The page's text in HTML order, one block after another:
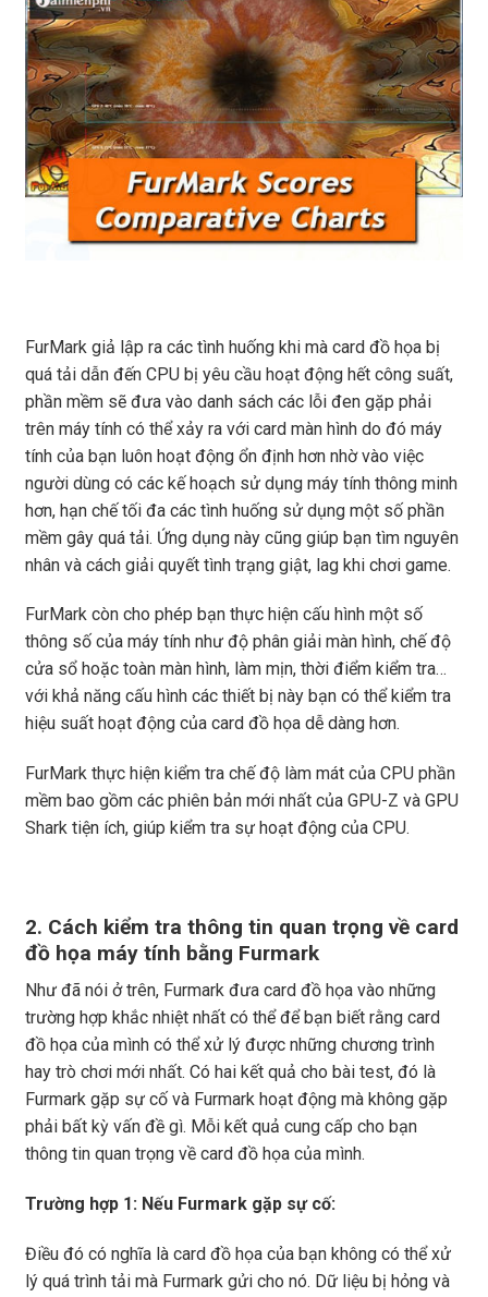
FurMark giả lập ra các tình huống khi mà card đồ họa bị
quá tải dẫn đến CPU bị yêu cầu hoạt động hết công suất,
phần mềm sẽ đưa vào danh sách các lỗi đen gặp phải
trên máy tính có thể xảy ra với card màn hình do đó máy
tính của bạn luôn hoạt động ổn định hơn nhờ vào việc
người dùng có các kế hoạch sử dụng máy tính thông minh
hơn, hạn chế tối đa các tình huống sử dụng một số phần
mềm gây quá tải. Ứng dụng này cũng giúp bạn tìm nguyên
nhân và cách giải quyết tình trạng giật, lag khi chơi game.
FurMark còn cho phép bạn thực hiện cấu hình một số
thông số của máy tính như độ phân giải màn hình, chế độ
cửa sổ hoặc toàn màn hình, làm mịn, thời điểm kiểm tra…
với khả năng cấu hình các thiết bị này bạn có thể kiểm tra
hiệu suất hoạt động của card đồ họa dễ dàng hơn.
FurMark thực hiện kiểm tra chế độ làm mát của CPU phần
mềm bao gồm các phiên bản mới nhất của GPU-Z và GPU
Shark tiện ích, giúp kiểm tra sự hoạt động của CPU.
2. Cách kiểm tra thông tin quan trọng về card
đồ họa máy tính bằng Furmark
Như đã nói ở trên, Furmark đưa card đồ họa vào những
trường hợp khắc nhiệt nhất có thể để bạn biết rằng card
đồ họa của mình có thể xử lý được những chương trình
hay trò chơi mới nhất. Có hai kết quả cho bài test, đó là
Furmark gặp sự cố và Furmark hoạt động mà không gặp
phải bất kỳ vấn đề gì. Mỗi kết quả cung cấp cho bạn
thông tin quan trọng về card đồ họa của mình.
Trường hợp 1: Nếu Furmark gặp sự cố:
Điều đó có nghĩa là card đồ họa của bạn không có thể xử
lý quá trình tải mà Furmark gửi cho nó. Dữ liệu bị hỏng và